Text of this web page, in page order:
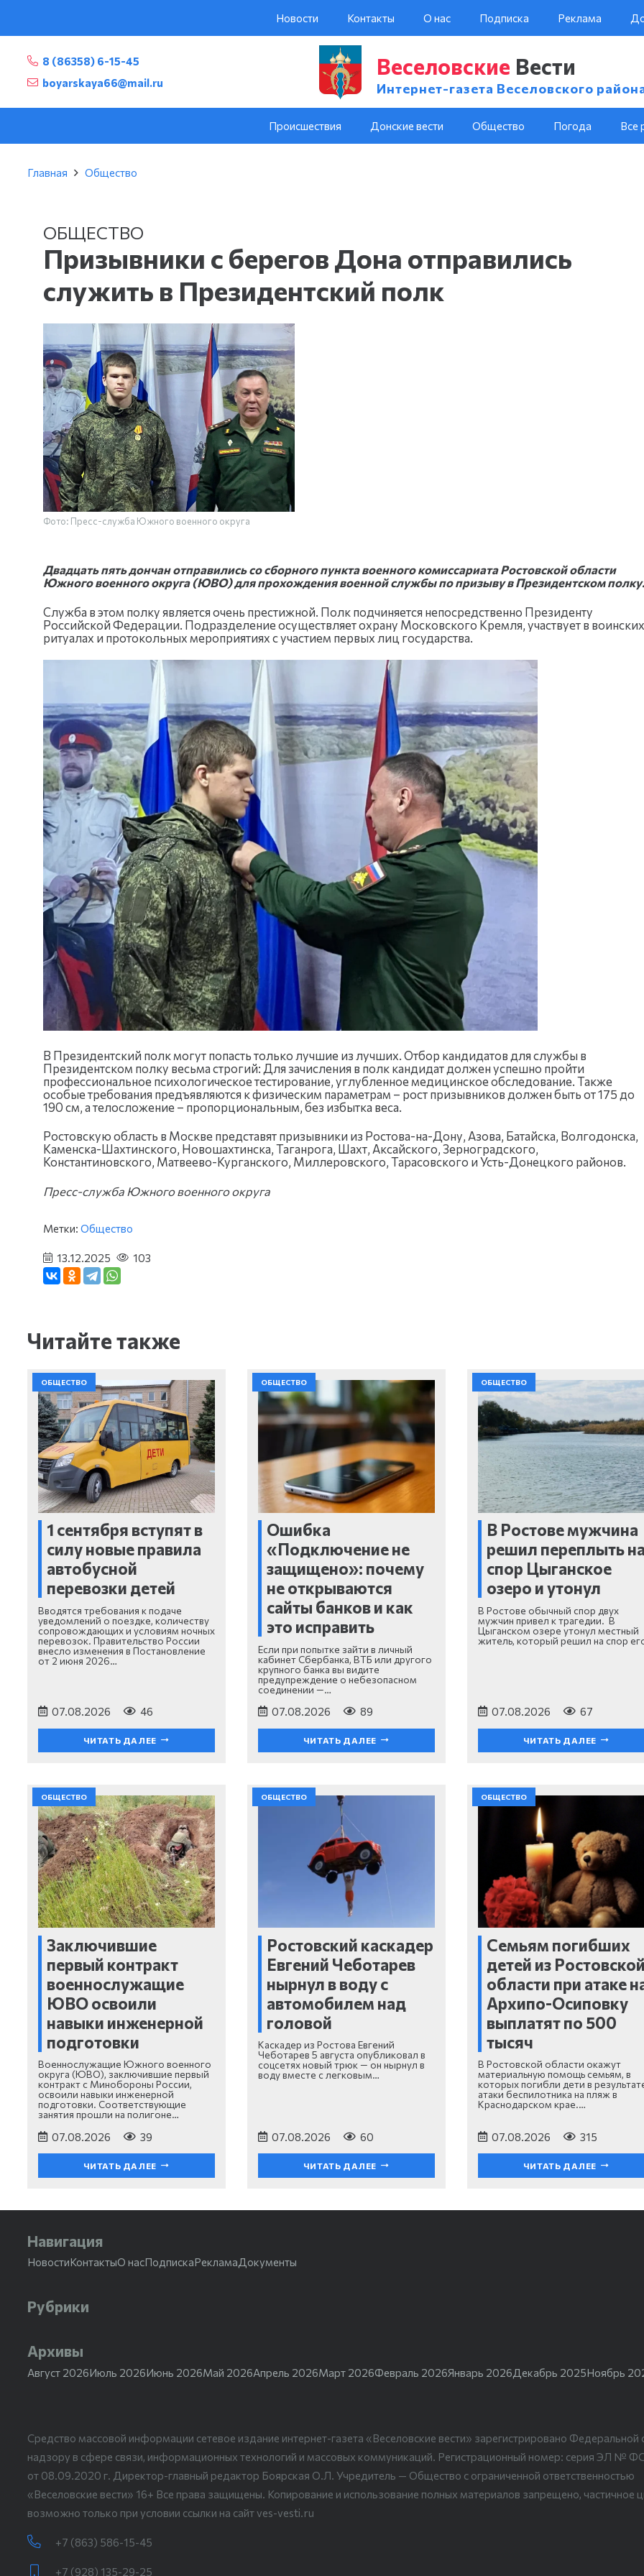
Новости Контакты О нас Подписка Реклама
8 (86358) 6-15-45
boyarskaya66@mail.ru
Веселовские Вести
Интернет-газета Веселовского
Происшествия Донские вести Общество Погода Все
Главная Общество
ОБЩЕСТВО
Призывники с берегов Дона отправились
служить в Президентский полк
Фото: Пресс-служба Южного военного округа
Двадцать пять дончан отправились со сборного пункта военного комиссариата Ростовской области
Южного военного округа (ЮВО) для прохождения военной службы по призыву в Президентском полку.
Служба в этом полку является очень престижной. Полк подчиняется непосредственно Президенту
Российской Федерации. Подразделение осуществляет охрану Московского Кремля, участвует в воинских
ритуалах и протокольных мероприятиях с участием первых лиц государства.
В Президентский полк могут попасть только лучшие из лучших. Отбор кандидатов для службы в
Президентском полку весьма строгий: Для зачисления в полк кандидат должен успешно пройти
профессиональное психологическое тестирование, углубленное медицинское обследование. Также
особые требования предъявляются к физическим параметрам – рост призывников должен быть от 175 до
190 см, а телосложение – пропорциональным, без избытка веса.
Ростовскую область в Москве представят призывники из Ростова-на-Дону, Азова, Батайска, Волгодонска,
Каменска-Шахтинского, Новошахтинска, Таганрога, Шахт, Аксайского, Зерноградского,
Константиновского, Матвеево-Курганского, Миллеровского, Тарасовского и Усть-Донецкого районов.
Пресс-служба Южного военного округа
Метки: Общество
13.12.2025 103
Читайте также
ОБЩЕСТВО
1 сентября вступят в
силу новые правила
автобусной
перевозки детей
Вводятся требования к подаче
уведомлений о поездке, количеству
сопровождающих и условиям ночных
перевозок. Правительство России
внесло изменения в Постановление
от 2 июня 2026…
07.08.2026 46
ЧИТАТЬ ДАЛЕЕ
ОБЩЕСТВО
Ошибка
«Подключение не
защищено»: почему
не открываются
сайты банков и как
это исправить
Если при попытке зайти в личный
кабинет Сбербанка, ВТБ или другого
крупного банка вы видите
предупреждение о небезопасном
соединении —…
07.08.2026 89
ЧИТАТЬ ДАЛЕЕ
ОБЩЕСТВО
В Ростове мужчина
решил переплыть
спор Цыганское
озеро и утонул
В Ростове обычный спор двух
мужчин привел к трагедии. В
Цыганском озере утонул местный
житель, который решил на спор
07.08.2026 67
ЧИТАТЬ ДАЛЕЕ
ОБЩЕСТВО
Заключившие
первый контракт
военнослужащие
ЮВО освоили
навыки инженерной
подготовки
Военнослужащие Южного военного
округа (ЮВО), заключившие первый
контракт с Минобороны России,
освоили навыки инженерной
подготовки. Соответствующие
занятия прошли на полигоне…
07.08.2026 39
ЧИТАТЬ ДАЛЕЕ
ОБЩЕСТВО
Ростовский каскадер
Евгений Чеботарев
нырнул в воду с
автомобилем над
головой
Каскадер из Ростова Евгений
Чеботарев 5 августа опубликовал в
соцсетях новый трюк — он нырнул в
воду вместе с легковым…
07.08.2026 60
ЧИТАТЬ ДАЛЕЕ
ОБЩЕСТВО
Семьям погибших
детей из
области при атаке
Архипо-Осиповку
выплатят по 500
тысяч
В Ростовской области окажут
материальную помощь семьям, в
которых погибли дети в
атаки беспилотника на пляж в
Краснодарском крае.…
07.08.2026 315
ЧИТАТЬ ДАЛЕЕ
Навигация
НовостиКонтактыО насПодпискаРекламаДокументы
Рубрики
Архивы
Август 2026Июль 2026Июнь 2026Май 2026Апрель 2026Март 2026Февраль 2026Январь 2026 Декабрь 2025Ноябрь
Средство массовой информации сетевое издание интернет-газета «Веселовские вести» зарегистрировано Федеральной
надзору в сфере связи, информационных технологий и массовых коммуникаций. Регистрационный номер: серия ЭЛ №
от 08.09.2020 г. Директор-главный редактор Боярская О.Л. Учредитель — Общество с ограниченной ответственностью
«Веселовские вести» 16+ Все права защищены. Копирование и использование полных материалов запрещено, частичное
возможно только при условии ссылки на сайт ves-vesti.ru
+7 (863) 586-15-45
+7 (928) 135-29-25